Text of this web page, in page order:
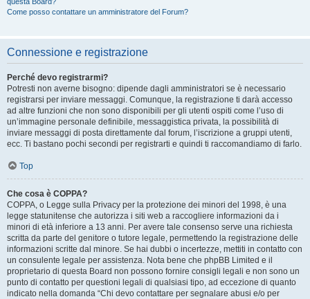
Come posso contattare un amministratore del Forum?
Connessione e registrazione
Perché devo registrarmi?
Potresti non averne bisogno: dipende dagli amministratori se è necessario
registrarsi per inviare messaggi. Comunque, la registrazione ti darà accesso
ad altre funzioni che non sono disponibili per gli utenti ospiti come l’uso di
un’immagine personale definibile, messaggistica privata, la possibilità di
inviare messaggi di posta direttamente dal forum, l’iscrizione a gruppi utenti,
ecc. Ti bastano pochi secondi per registrarti e quindi ti raccomandiamo di farlo.
Top
Che cosa è COPPA?
COPPA, o Legge sulla Privacy per la protezione dei minori del 1998, è una
legge statunitense che autorizza i siti web a raccogliere informazioni da i
minori di età inferiore a 13 anni. Per avere tale consenso serve una richiesta
scritta da parte del genitore o tutore legale, permettendo la registrazione delle
informazioni scritte dal minore. Se hai dubbi o incertezze, mettiti in contatto con
un consulente legale per assistenza. Nota bene che phpBB Limited e il
proprietario di questa Board non possono fornire consigli legali e non sono un
punto di contatto per questioni legali di qualsiasi tipo, ad eccezione di quanto
indicato nella domanda “Chi devo contattare per segnalare abusi e/o per